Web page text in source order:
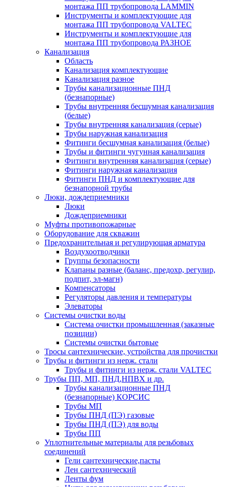
монтажа ПП трубопровода LAMMIN
Инструменты и комплектующие для
монтажа ПП трубопровода VALTEC
Инструменты и комплектующие для
монтажа ПП трубопровода РАЗНОЕ
Канализация
Область
Канализация комплектующие
Канализация разное
Трубы канализационные ПНД
(безнапорные)
Трубы внутренняя бесшумная канализация
(белые)
Трубы внутренняя канализация (серые)
Трубы наружная канализация
Фитинги бесшумная канализация (белые)
Трубы и фитинги чугунная канализация
Фитинги внутренняя канализация (серые)
Фитинги наружная канализация
Фитинги ПНД и комплектующие для
безнапорной трубы
Люки, дождеприемники
Люки
Дождеприемники
Муфты противопожарные
Оборудование для скважин
Предохранительная и регулирующая арматура
Воздухоотводчики
Группы безопасности
Клапаны разные (баланс, предохр, регулир,
подпит, эл-магн)
Компенсаторы
Регуляторы давления и температуры
Элеваторы
Системы очистки воды
Система очистки промышленная (заказные
позиции)
Системы очистки бытовые
Тросы сантехнические, устройства для прочистки
Трубы и фитинги из нерж. стали
Трубы и фитинги из нерж. стали VALTEC
Трубы ПП, МП, ПНД,НПВХ и др.
Трубы канализационные ПНД
(безнапорные) КОРСИС
Трубы МП
Трубы ПНД (ПЭ) газовые
Трубы ПНД (ПЭ) для воды
Трубы ПП
Уплотнительные материалы для резьбовых
соединений
Гели сантехнические,пасты
Лен сантехнический
Ленты фум